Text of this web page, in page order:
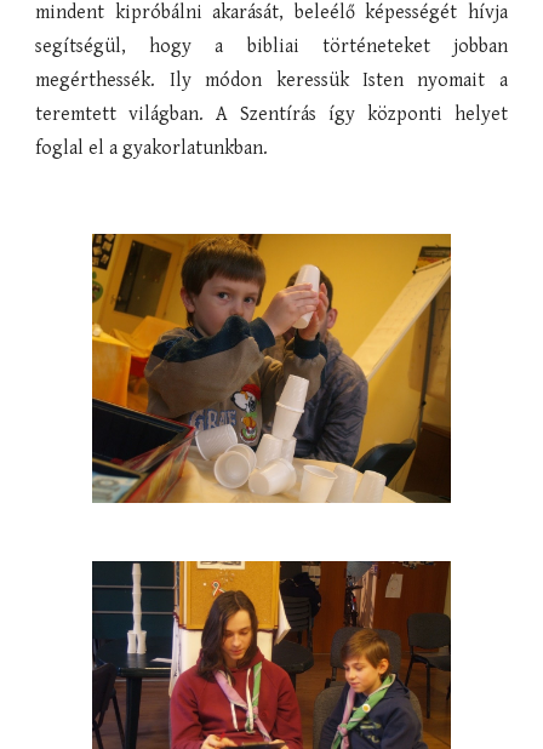
mindent kipróbálni akarását, beleélő képességét hívja
segítségül, hogy a bibliai történeteket jobban
megérthessék. Ily módon keressük Isten nyomait a
teremtett világban. A Szentírás így központi helyet
foglal el a gyakorlatunkban.